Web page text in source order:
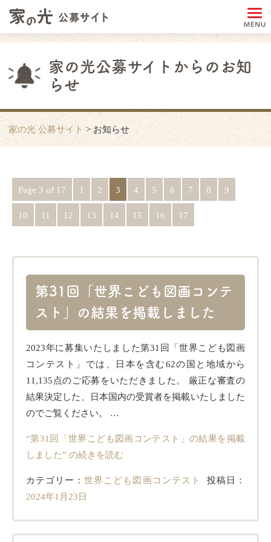
家の光公募サイトからのお知
らせ
家の光 公募サイト > お知らせ
Page 3 of 17 1 2 3 4 5 6 7 8 9
10 11 12 13 14 15 16 17
第31回「世界こども図画コンテ
スト」の結果を掲載しました
2023年に募集いたしました第31回「世界こども図画
コンテスト」では、日本を含む62の国と地域から
11,135点のご応募をいただきました。 厳正な審査の
結果決定した、日本国内の受賞者を掲載いたしました
のでご覧ください。 …
“第31回「世界こども図画コンテスト」の結果を掲載
しました” の続きを読む
カテゴリー：世界こども図画コンテスト
投稿日：
2024年1月23日